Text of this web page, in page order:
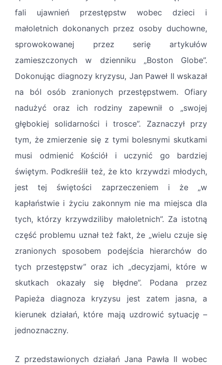
fali ujawnień przestępstw wobec dzieci i
małoletnich dokonanych przez osoby duchowne,
sprowokowanej przez serię artykułów
zamieszczonych w dzienniku „Boston Globe”.
Dokonując diagnozy kryzysu, Jan Paweł II wskazał
na ból osób zranionych przestępstwem. Ofiary
nadużyć oraz ich rodziny zapewnił o „swojej
głębokiej solidarności i trosce”. Zaznaczył przy
tym, że zmierzenie się z tymi bolesnymi skutkami
musi odmienić Kościół i uczynić go bardziej
świętym. Podkreślił też, że kto krzywdzi młodych,
jest tej świętości zaprzeczeniem i że „w
kapłaństwie i życiu zakonnym nie ma miejsca dla
tych, którzy krzywdziliby małoletnich”. Za istotną
część problemu uznał też fakt, że „wielu czuje się
zranionych sposobem podejścia hierarchów do
tych przestępstw” oraz ich „decyzjami, które w
skutkach okazały się błędne”. Podana przez
Papieża diagnoza kryzysu jest zatem jasna, a
kierunek działań, które mają uzdrowić sytuację –
jednoznaczny.
Z przedstawionych działań Jana Pawła II wobec